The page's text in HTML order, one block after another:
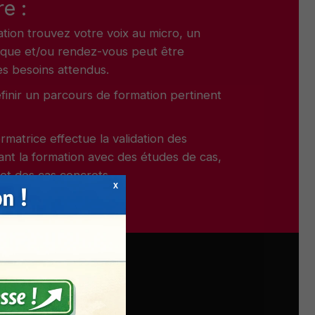
:
trouvez votre voix au micro, un
et/ou rendez-vous peut être
besoins attendus.
un parcours de formation pertinent
effectue la validation des
la formation avec des études de cas,
des cas concrets.
X